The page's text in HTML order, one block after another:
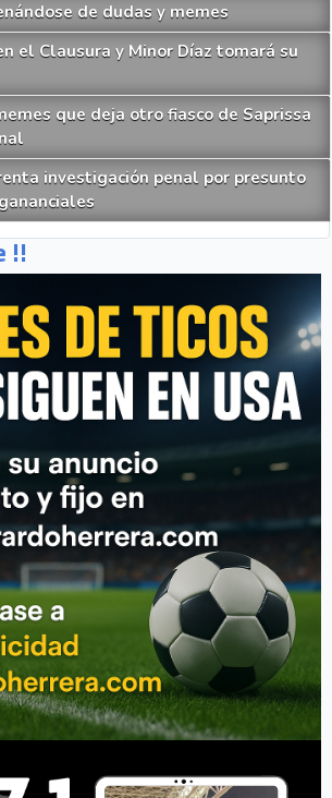
de dudas y memes
el Clausura y Minor Díaz tomará su
que deja otro fiasco de Saprissa
investigación penal por presunto
!!